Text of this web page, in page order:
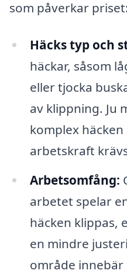
som påverkar priset:
Häcks typ och
häckar, såsom
eller tjocka
av klippning. Ju
komplex
arbetskraft
Arbetsomfång:
arbetet spelar
häcken klippas,
en mindre
område